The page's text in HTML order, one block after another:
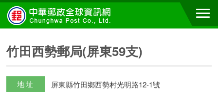
竹田西勢郵局(屏東59支)
地址 屏東縣竹田鄉西勢村光明路12-1號